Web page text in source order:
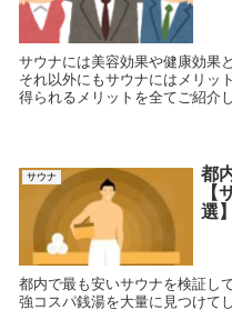
サウナには美容効果や健康効果
それ以外にもサウナにはメリッ
得られるメリットを全てご紹介し
サウナ
都
【
選】
都内で最も安いサウナを検証し
強コスパ銭湯を大量に見つけて